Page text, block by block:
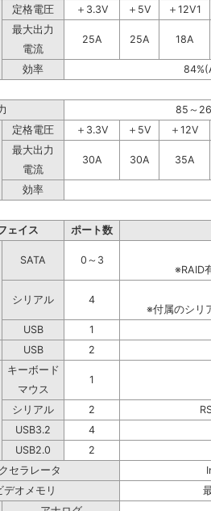
定格電圧 ＋3.3V ＋5V
＋12V1
最大出力
25A
25A
18A
電流
効率
85～
定格電圧 ＋3.3V ＋5V
＋12V
最大出力
30A
30A
35A
電流
効率
ェイス ポート数
SATA
0～3
※RAID
シリアル
4
※付属のシリ
USB
1
USB 2
キーボード
1
マウス
シリアル
2
USB3.2
4
USB2.0
2
セラレータ
デオメモリ